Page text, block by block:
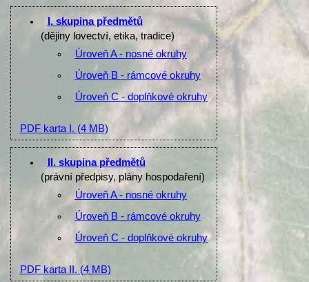
I. skupina předmětů
(dějiny lovectví, etika, tradice)
Úroveň A - nosné okruhy
Úroveň B - rámcové okruhy
Úroveň C - doplňkové okruhy
PDF karta I. (4 MB)
II. skupina předmětů
(právní předpisy, plány hospodaření)
Úroveň A - nosné okruhy
Úroveň B - rámcové okruhy
Úroveň C - doplňkové okruhy
PDF karta II. (4 MB)